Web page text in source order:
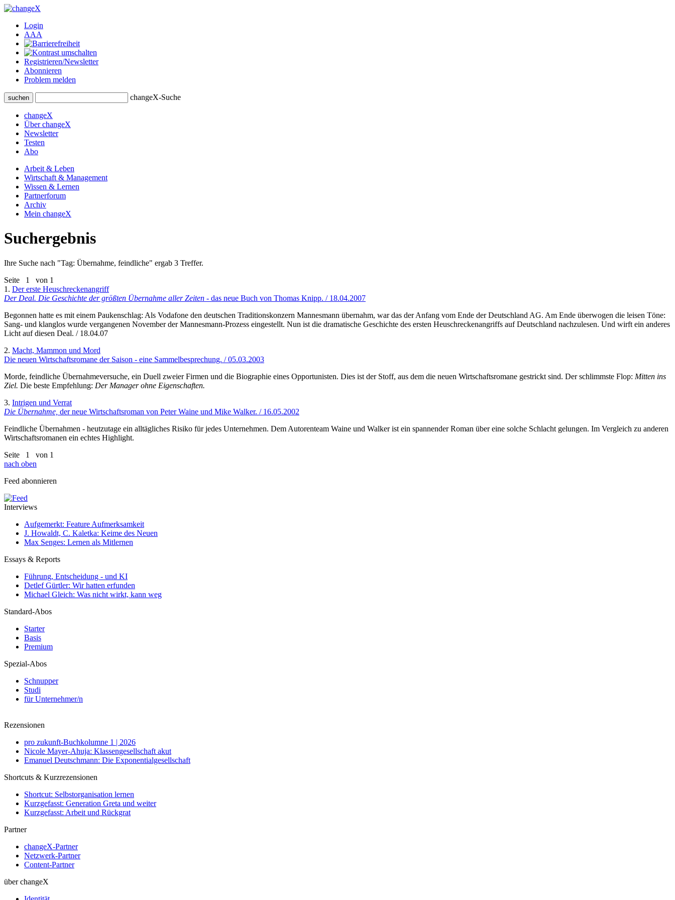
Login
AAA
Registrieren/Newsletter
Abonnieren
Problem melden
suchen changeX-Suche
changeX
Über changeX
Newsletter
Testen
Abo
Arbeit & Leben
Wirtschaft & Management
Wissen & Lernen
Partnerforum
Archiv
Mein changeX
Suchergebnis
Ihre Suche nach "Tag: Übernahme, feindliche" ergab 3 Treffer.
Seite 1
von 1
1. Der erste Heuschreckenangriff
Der Deal. Die Geschichte der größten Übernahme aller Zeiten - das neue Buch von Thomas Knipp. / 18.04.2007
Begonnen hatte es mit einem Paukenschlag: Als Vodafone den deutschen Traditionskonzern Mannesmann übernahm, war das der Anfang vom Ende der Deutschland AG. Am Ende überwogen die leisen Töne:
Sang- und klanglos wurde vergangenen November der Mannesmann-Prozess eingestellt. Nun ist die dramatische Geschichte des ersten Heuschreckenangriffs auf Deutschland nachzulesen. Und wirft ein anderes
Licht auf diesen Deal. / 18.04.07
2. Macht, Mammon und Mord
Die neuen Wirtschaftsromane der Saison - eine Sammelbesprechung. / 05.03.2003
Morde, feindliche Übernahmeversuche, ein Duell zweier Firmen und die Biographie eines Opportunisten. Dies ist der Stoff, aus dem die neuen Wirtschaftsromane gestrickt sind. Der schlimmste Flop: Mitten ins
Ziel. Die beste Empfehlung: Der Manager ohne Eigenschaften.
3. Intrigen und Verrat
Die Übernahme, der neue Wirtschaftsroman von Peter Waine und Mike Walker. / 16.05.2002
Feindliche Übernahmen - heutzutage ein alltägliches Risiko für jedes Unternehmen. Dem Autorenteam Waine und Walker ist ein spannender Roman über eine solche Schlacht gelungen. Im Vergleich zu anderen
Wirtschaftsromanen ein echtes Highlight.
Seite 1
von 1
nach oben
Feed abonnieren
Interviews
Aufgemerkt: Feature Aufmerksamkeit
J. Howaldt, C. Kaletka: Keime des Neuen
Max Senges: Lernen als Mitlernen
Essays & Reports
Führung, Entscheidung - und KI
Detlef Gürtler: Wir hatten erfunden
Michael Gleich: Was nicht wirkt, kann weg
Standard-Abos
Starter
Basis
Premium
Spezial-Abos
Schnupper
Studi
für Unternehmer/n
Rezensionen
pro zukunft-Buchkolumne 1 | 2026
Nicole Mayer-Ahuja: Klassengesellschaft akut
Emanuel Deutschmann: Die Exponentialgesellschaft
Shortcuts & Kurzrezensionen
Shortcut: Selbstorganisation lernen
Kurzgefasst: Generation Greta und weiter
Kurzgefasst: Arbeit und Rückgrat
Partner
changeX-Partner
Netzwerk-Partner
Content-Partner
über changeX